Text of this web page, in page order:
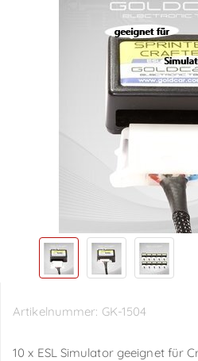
Artikelnummer: GK-1504
10 x ESL Simulator geeignet für